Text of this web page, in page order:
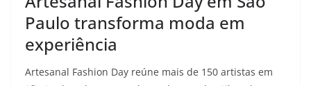
Paulo transforma moda em
experiência
Artesanal Fashion Day reúne mais de 150 artistas em